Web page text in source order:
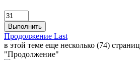
Выполнить
Продолжение Last
в этой теме еще несколько (74)
"Продолжение"